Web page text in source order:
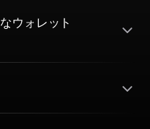
ウォレット